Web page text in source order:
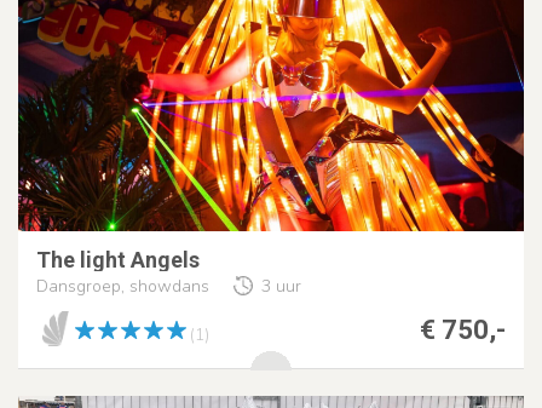
The light Angels
Dansgroep, showdans 3 uur
€ 750,-
(1)